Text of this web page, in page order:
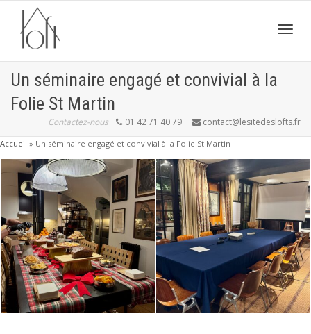
Un séminaire engagé et convivial à la
Folie St Martin
Contactez-nous 01 42 71 40 79 contact@lesitedeslofts.fr
Accueil » Un séminaire engagé et convivial à la Folie St Martin